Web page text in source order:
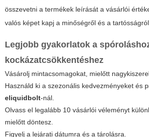
összevetni a termékek leírását a vásárlói
valós képet kapj a minőségről és a tartósságról.
Legjobb gyakorlatok a
kockázatcsökkentéshez
Vásárolj mintacsomagokat, mielőtt
Használd ki a szezonális kedvezményeket és
eliquidbolt-nál.
Olvass el legalább 10 vásárlói véleményt
mielőtt döntesz.
Figyelj a lejárati dátumra és a tárolásra.